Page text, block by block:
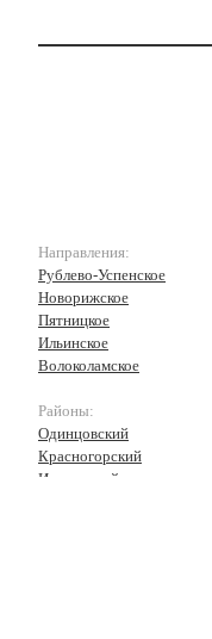
Направления:
Рублево-Успенское
Новорижское
Пятницкое
Ильинское
Волоколамское
Районы:
Одинцовский
Красногорский
Истринский